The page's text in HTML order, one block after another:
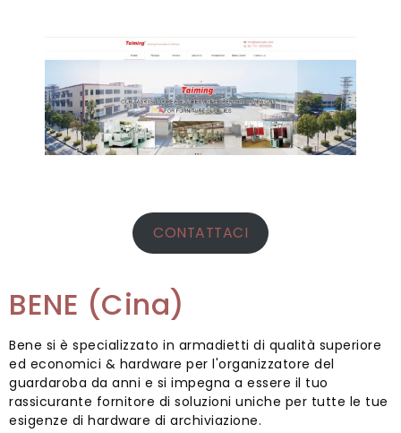
CONTATTACI
BENE (Cina)
Bene si è specializzato in armadietti di qualità superiore
ed economici & hardware per l'organizzatore del
guardaroba da anni e si impegna a essere il tuo
rassicurante fornitore di soluzioni uniche per tutte le tue
esigenze di hardware di archiviazione.